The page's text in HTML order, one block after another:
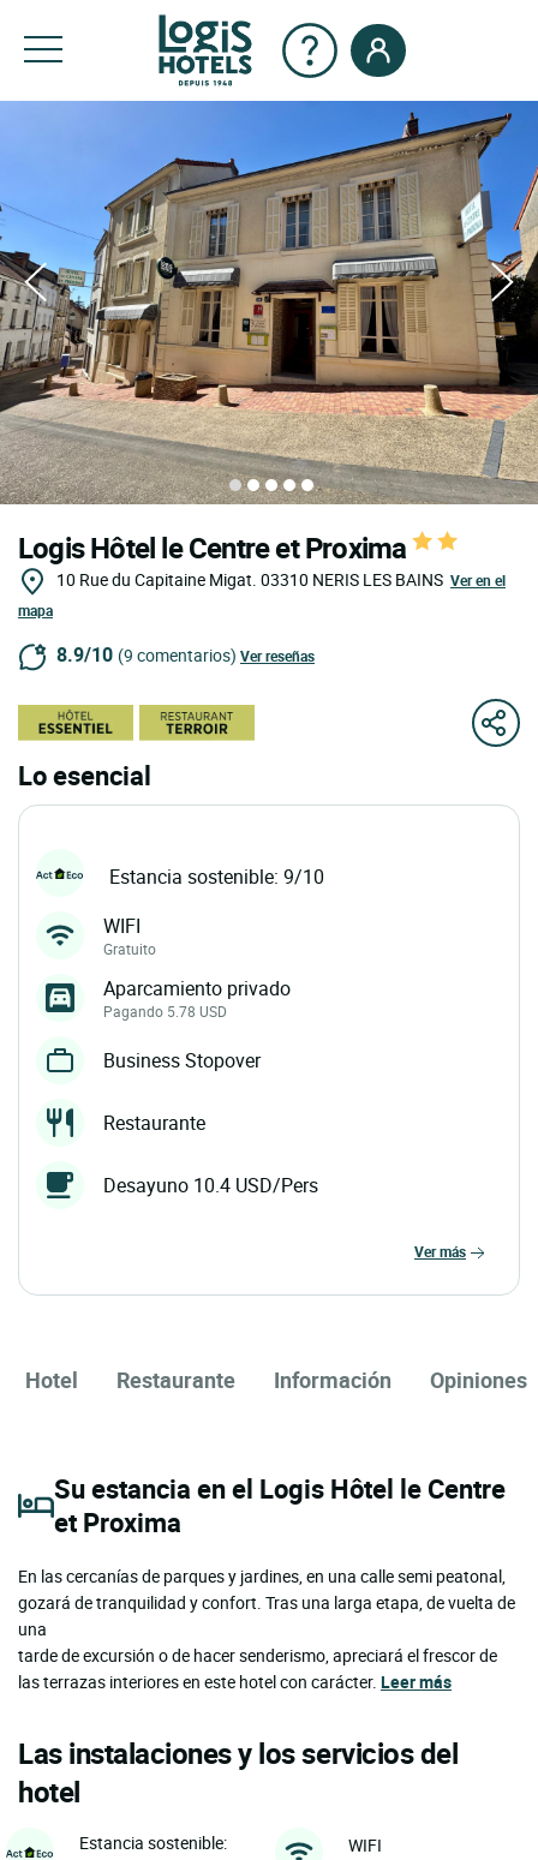
Logis Hôtel le Centre et Proxima
10 Rue du Capitaine Migat. 03310 NERIS LES BAINS Ver en el
mapa
8.9/10 (9 comentarios) Ver reseñas
Lo esencial
Estancia sostenible: 9/10
WIFI
Gratuito
Aparcamiento privado
Pagando 5.78 USD
Business Stopover
Restaurante
Desayuno 10.4 USD/Pers
ver más
Hotel Restaurante Información Opiniones
Su estancia en el Logis Hôtel le Centre
et Proxima
En las cercanías de parques y jardines, en una calle semi peatonal,
gozará de tranquilidad y confort. Tras una larga etapa, de vuelta de
una
tarde de excursión o de hacer senderismo, apreciará el frescor de
las terrazas interiores en este hotel con carácter. Leer más
Las instalaciones y los servicios del
hotel
Estancia sostenible:
WIFI